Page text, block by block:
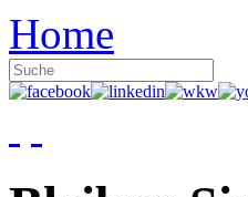
Home